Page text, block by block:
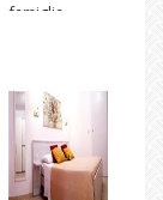
famiglia